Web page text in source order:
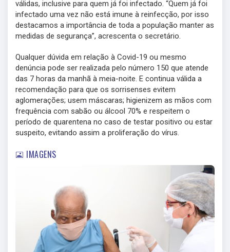
válidas, inclusive para quem já foi infectado. “Quem já foi
infectado uma vez não está imune à reinfecção, por isso
destacamos a importância de toda a população manter as
medidas de segurança”, acrescenta o secretário.
Qualquer dúvida em relação à Covid-19 ou mesmo
denúncia pode ser realizada pelo número 150 que atende
das 7 horas da manhã à meia-noite. E continua válida a
recomendação para que os sorrisenses evitem
aglomerações; usem máscaras; higienizem as mãos com
frequência com sabão ou álcool 70% e respeitem o
período de quarentena no caso de testar positivo ou estar
suspeito, evitando assim a proliferação do vírus.
IMAGENS